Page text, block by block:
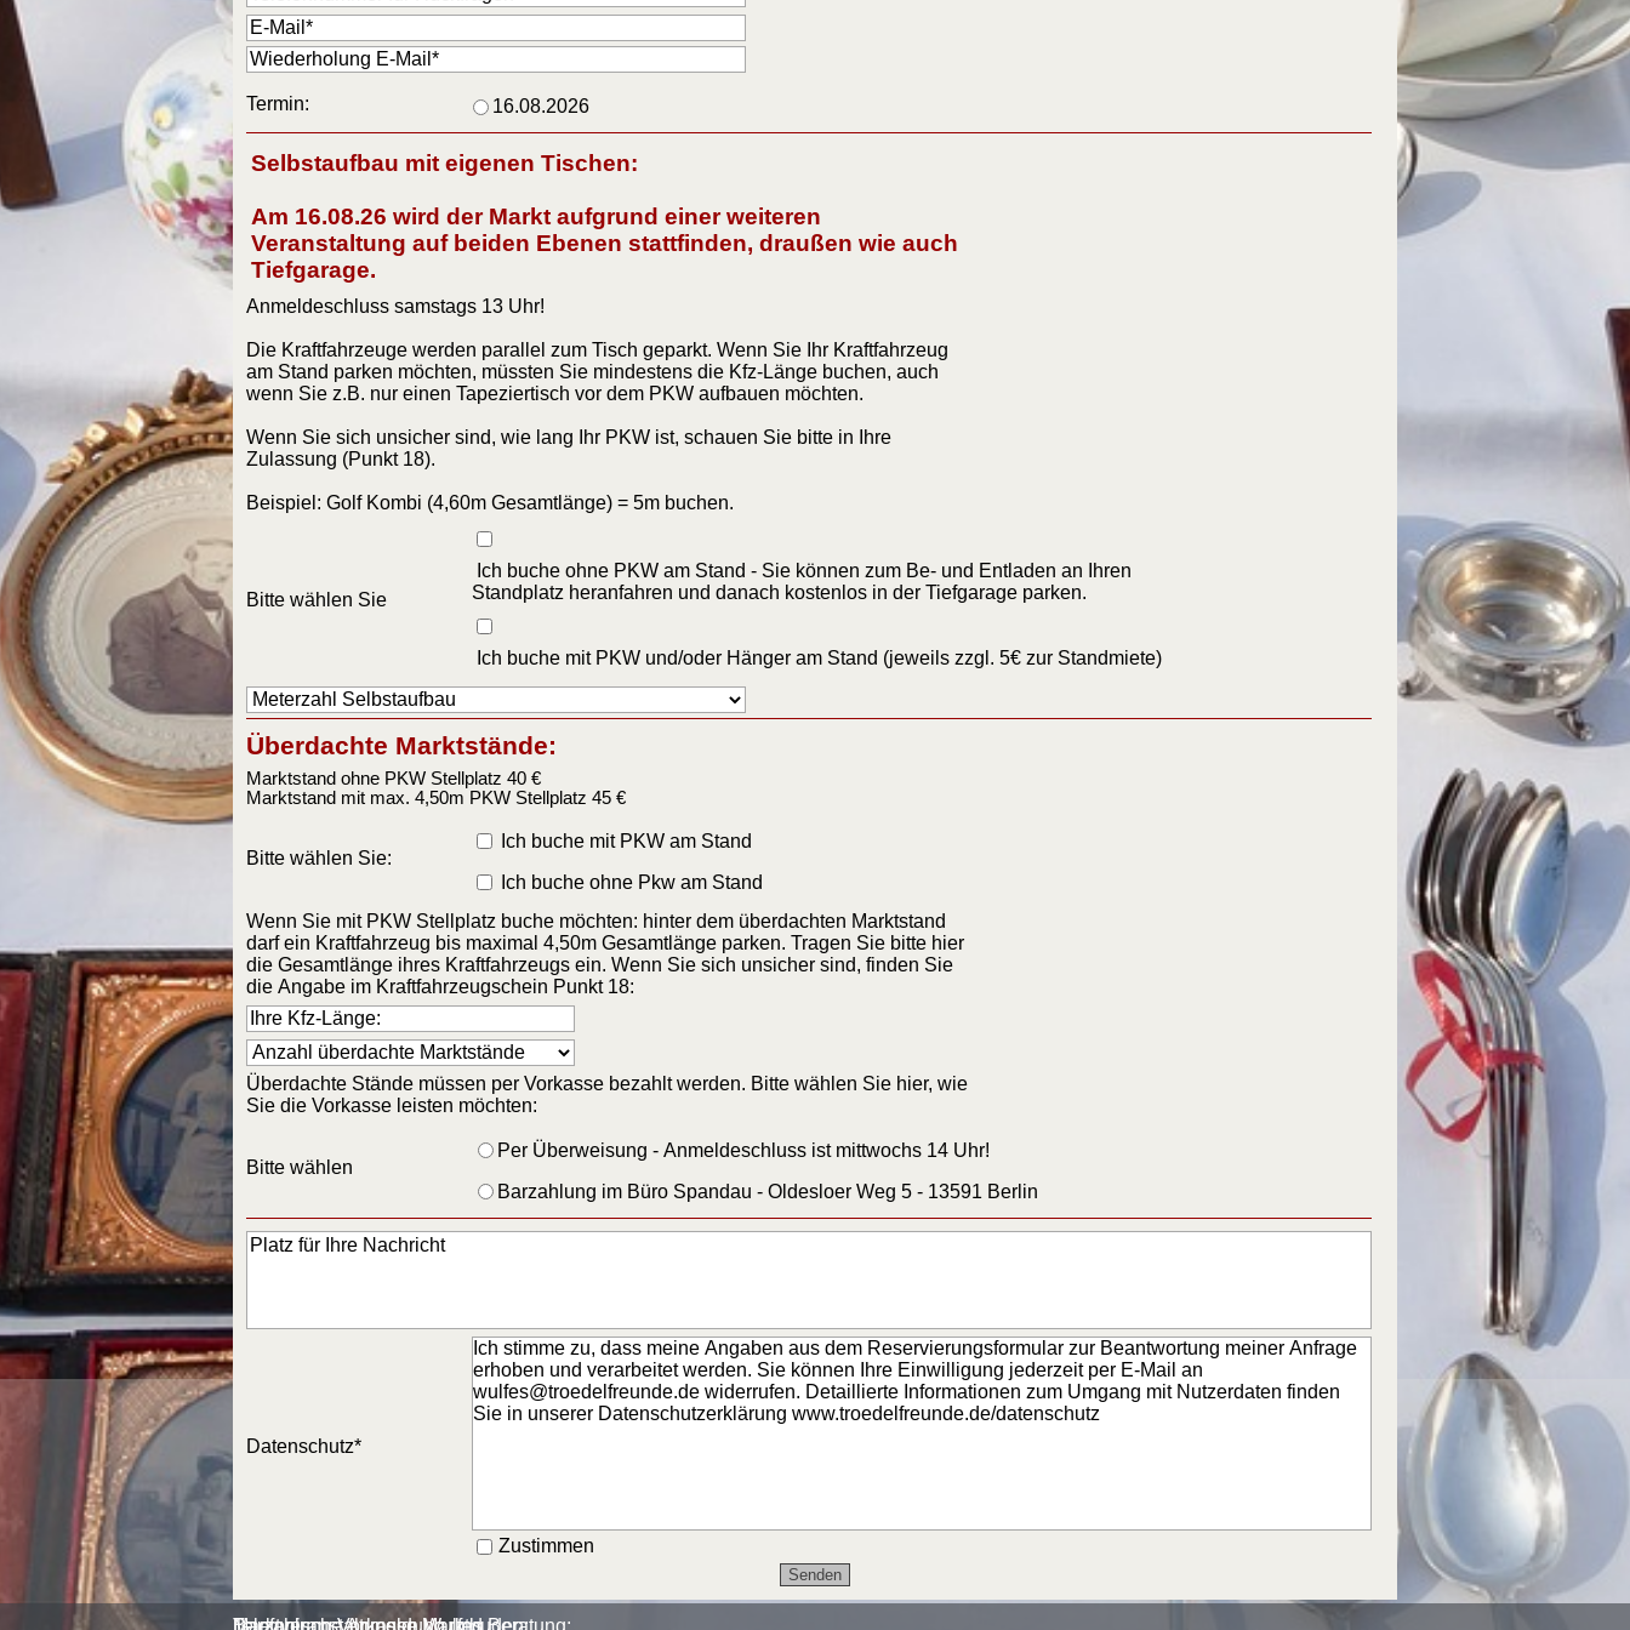
Termin: 16.08.2026
Selbstaufbau mit eigenen Tischen:
Am 16.08.26 wird der Markt aufgrund einer weiteren
Veranstaltung auf beiden Ebenen stattfinden, draußen wie auch
Tiefgarage.
Anmeldeschluss samstags 13 Uhr!
Die Kraftfahrzeuge werden parallel zum Tisch geparkt. Wenn Sie Ihr Kraftfahrzeug
am Stand parken möchten, müssten Sie mindestens die Kfz-Länge buchen, auch
wenn Sie z.B. nur einen Tapeziertisch vor dem PKW aufbauen möchten.
Wenn Sie sich unsicher sind, wie lang Ihr PKW ist, schauen Sie bitte in Ihre
Zulassung (Punkt 18).
Beispiel: Golf Kombi (4,60m Gesamtlänge) = 5m buchen.
Bitte wählen Sie
Ich buche ohne PKW am Stand - Sie können zum Be- und Entladen an Ihren
Standplatz heranfahren und danach kostenlos in der Tiefgarage parken.
Ich buche mit PKW und/oder Hänger am Stand (jeweils zzgl. 5€ zur Standmiete)
Überdachte Marktstände:
Marktstand ohne PKW Stellplatz 40 €
Marktstand mit max. 4,50m PKW Stellplatz 45 €
Bitte wählen Sie:
Ich buche mit PKW am Stand
Ich buche ohne Pkw am Stand
Wenn Sie mit PKW Stellplatz buche möchten: hinter dem überdachten Marktstand
darf ein Kraftfahrzeug bis maximal 4,50m Gesamtlänge parken. Tragen Sie bitte hier
die Gesamtlänge ihres Kraftfahrzeugs ein. Wenn Sie sich unsicher sind, finden Sie
die Angabe im Kraftfahrzeugschein Punkt 18:
Überdachte Stände müssen per Vorkasse bezahlt werden. Bitte wählen Sie hier, wie
Sie die Vorkasse leisten möchten:
Bitte wählen
Per Überweisung - Anmeldeschluss ist mittwochs 14 Uhr!
Barzahlung im Büro Spandau - Oldesloer Weg 5 - 13591 Berlin
Datenschutz*
Ich stimme zu, dass meine Angaben aus dem Reservierungsformular zur Beantwortung meiner Anfrage
erhoben und verarbeitet werden. Sie können Ihre Einwilligung jederzeit per E-Mail an
wulfes@troedelfreunde.de widerrufen. Detaillierte Informationen zum Umgang mit Nutzerdaten finden
Sie in unserer Datenschutzerklärung www.troedelfreunde.de/datenschutz
Zustimmen
Marktveranstaltungen Wulfes
Telefonische Anmeldung und Beratung:
Barzahlung Vorkasse Marktbuden: